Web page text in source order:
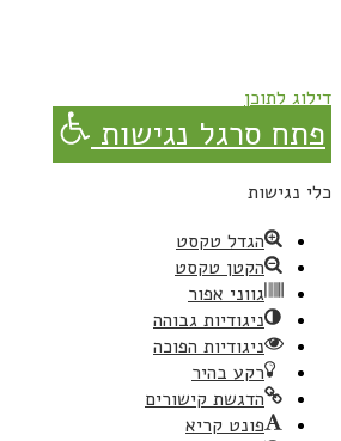
דילוג לתוכן
פתח סרגל נגישות
כלי נגישות
הגדל טקסט
הקטן טקסט
גווני אפור
ניגודיות גבוהה
ניגודיות הפוכה
רקע בהיר
הדגשת קישורים
פונט קריא